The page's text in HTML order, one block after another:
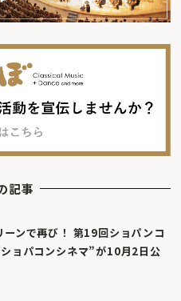
記事
ーンで再び！ 第19回ショパンコ
ョパコンシネマ”が10月2日公